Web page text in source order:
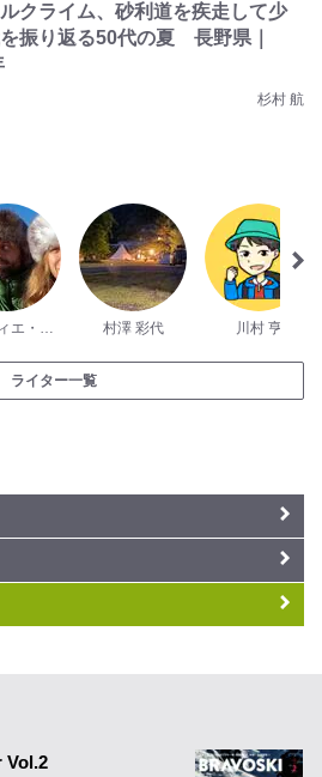
クライム、砂利道を疾走して少
振り返る50代の夏 長野県｜
杉村 航
グザヴィエ・パッシュ 村澤 彩代 川村 亨
ライター一覧
Vol.2